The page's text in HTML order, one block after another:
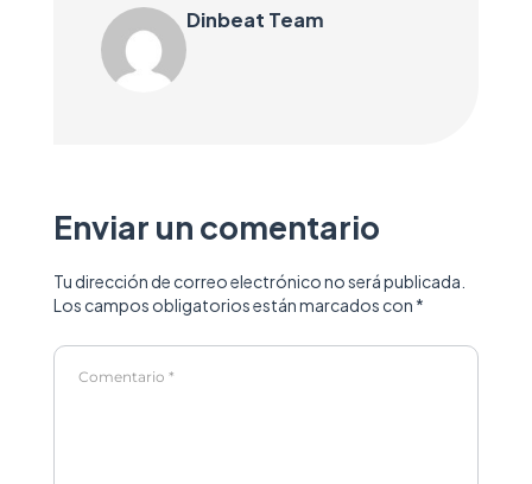
Dinbeat Team
Enviar un comentario
Tu dirección de correo electrónico no será publicada.
Los campos obligatorios están marcados con *